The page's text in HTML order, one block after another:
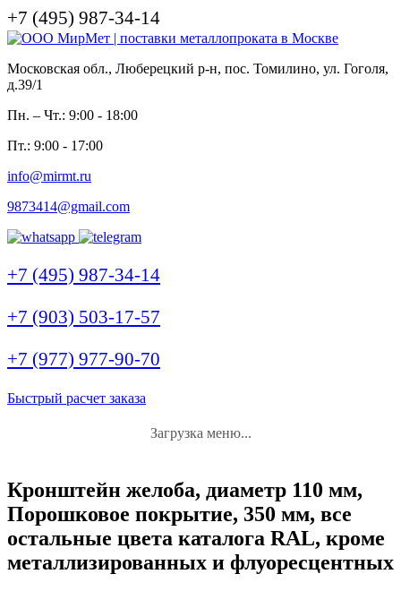
+7 (495) 987-34-14
Московская обл., Люберецкий р-н, пос. Томилино, ул. Гоголя,
д.39/1
Пн. – Чт.: 9:00 - 18:00
Пт.: 9:00 - 17:00
info@mirmt.ru
9873414@gmail.com
+7 (495) 987-34-14
+7 (903) 503-17-57
+7 (977) 977-90-70
Быстрый расчет заказа
Загрузка меню...
Кронштейн желоба, диаметр 110 мм,
Порошковое покрытие, 350 мм, все
остальные цвета каталога RAL, кроме
металлизированных и флуоресцентных